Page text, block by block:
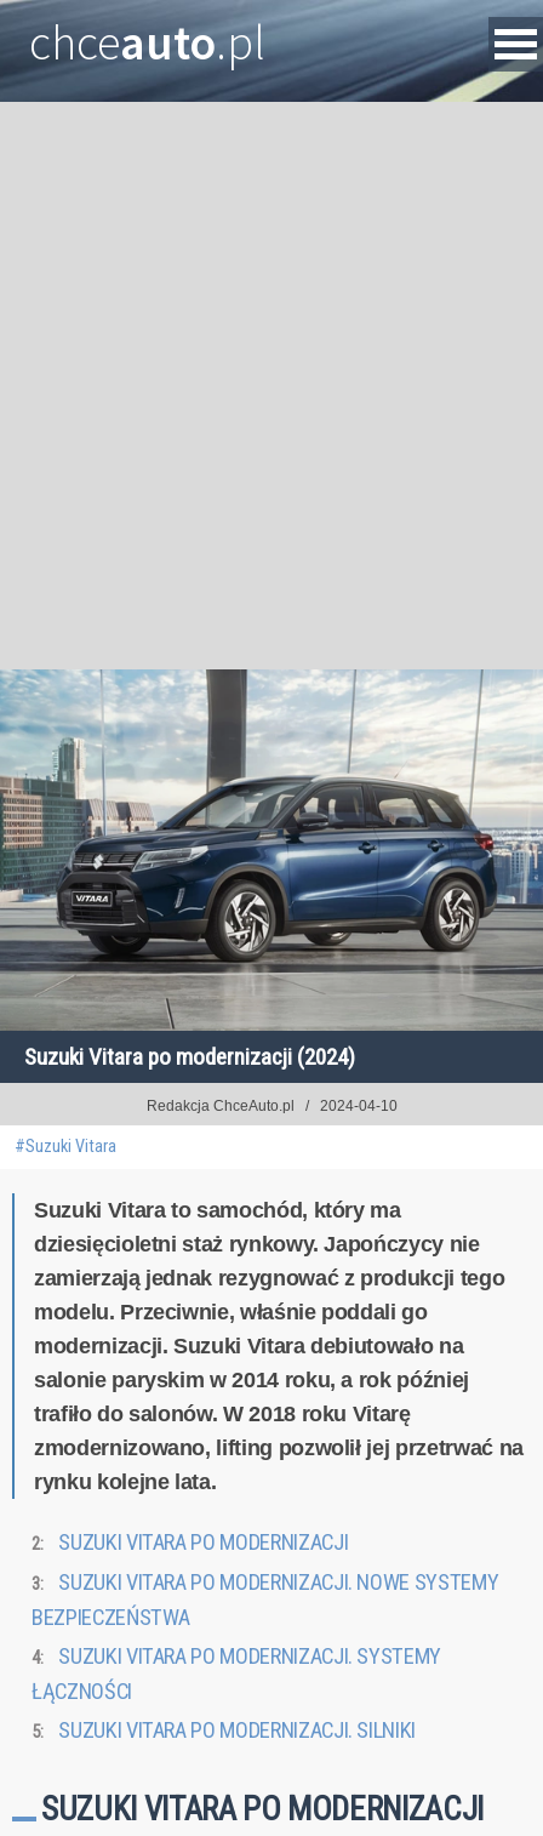
chceauto.pl
Suzuki Vitara po modernizacji (2024)
Redakcja ChceAuto.pl 2024-04-10
#Suzuki Vitara
Suzuki Vitara to samochód, który ma
dziesięcioletni staż rynkowy. Japończycy nie
zamierzają jednak rezygnować z produkcji tego
modelu. Przeciwnie, właśnie poddali go
modernizacji. Suzuki Vitara debiutowało na
salonie paryskim w 2014 roku, a rok później
trafiło do salonów. W 2018 roku Vitarę
zmodernizowano, lifting pozwolił jej przetrwać na
rynku kolejne lata.
SUZUKI VITARA PO MODERNIZACJI
SUZUKI VITARA PO MODERNIZACJI. NOWE SYSTEMY
BEZPIECZEŃSTWA
SUZUKI VITARA PO MODERNIZACJI. SYSTEMY
ŁĄCZNOŚCI
SUZUKI VITARA PO MODERNIZACJI. SILNIKI
SUZUKI VITARA PO MODERNIZACJI